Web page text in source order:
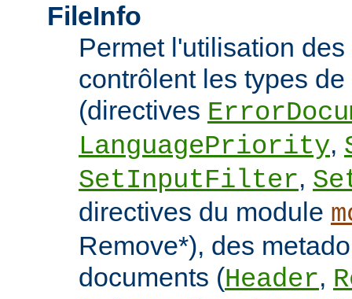
FileInfo
Permet l'utilisation
contrôlent les types
(directives
LanguagePriority,
SetInputFilter,
directives du module
Remove*), des
documents (Header,